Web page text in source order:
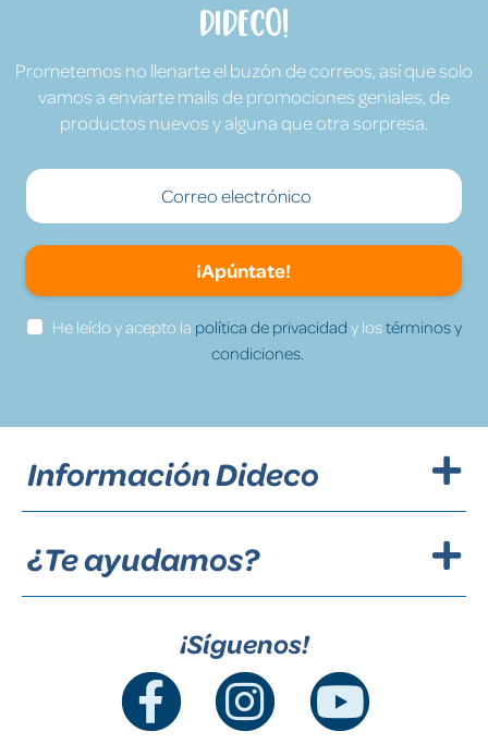
Dideco!
Prometemos no llenarte el buzón de correos, así que solo
vamos a enviarte mails de promociones geniales, de
productos nuevos y alguna que otra sorpresa.
¡Apúntate!
He leído y acepto la política de privacidad y lostérminos y
condiciones.
Información Dideco
¿Te ayudamos?
¡Síguenos!